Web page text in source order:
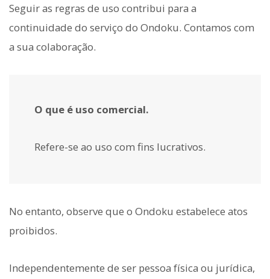
Seguir as regras de uso contribui para a
continuidade do serviço do Ondoku. Contamos com
a sua colaboração.
O que é uso comercial.
Refere-se ao uso com fins lucrativos.
No entanto, observe que o Ondoku estabelece atos
proibidos.
Independentemente de ser pessoa física ou jurídica,